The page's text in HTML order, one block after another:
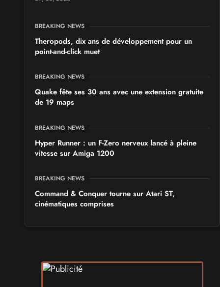
BREAKING NEWS
Theropods, dix ans de développement pour un
point-and-click muet
BREAKING NEWS
Quake fête ses 30 ans avec une extension gratuite
de 19 maps
BREAKING NEWS
Hyper Runner : un F-Zero nerveux lancé à pleine
vitesse sur Amiga 1200
BREAKING NEWS
Command & Conquer tourne sur Atari ST,
cinématiques comprises